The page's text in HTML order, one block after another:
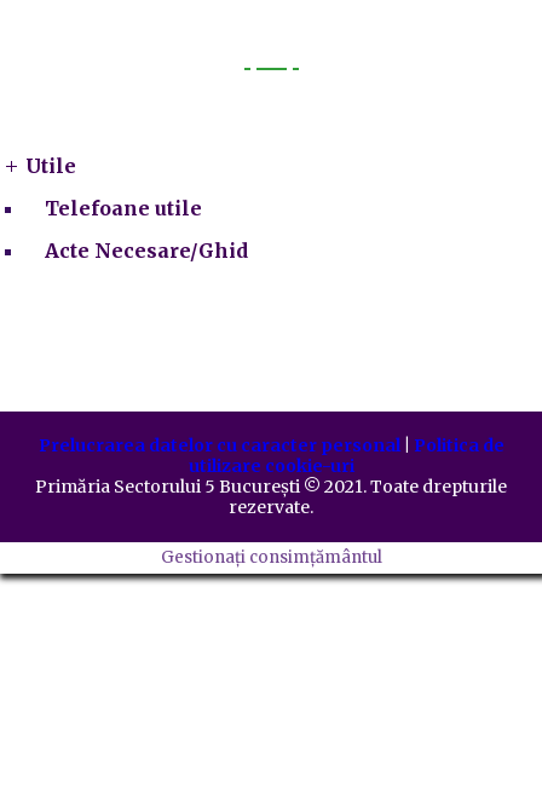
Utile
Telefoane utile
Acte Necesare/Ghid
Prelucrarea datelor cu caracter personal| Politica de
utilizare cookie-uri
Primăria Sectorului 5 București ©️ 2021. Toate drepturile
rezervate.
Gestionați consimțământul